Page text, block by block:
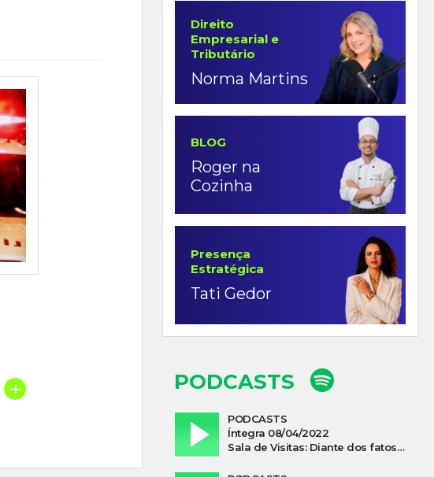
+
Direito
Empresarial e
Tributário
Norma Martins
BLOG
Roger na
Cozinha
Presença
Estratégica
Tati Gedor
PODCASTS
PODCASTS
Íntegra 08/04/2022
Sala de Visitas: Diante dos fatos que influenciam a economia o que podemos esperar de 2022